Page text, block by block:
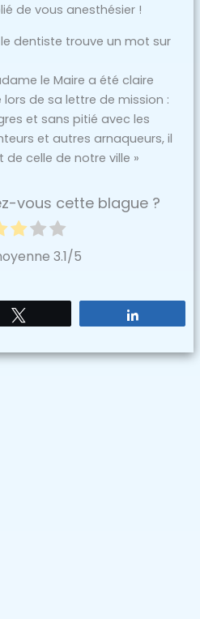
de vous anesthésier !
dentiste trouve un mot sur
le Maire a été claire
de sa lettre de mission :
et sans pitié avec les
et autres arnaqueurs, il
celle de notre ville »
vous cette blague ?
3.1/5